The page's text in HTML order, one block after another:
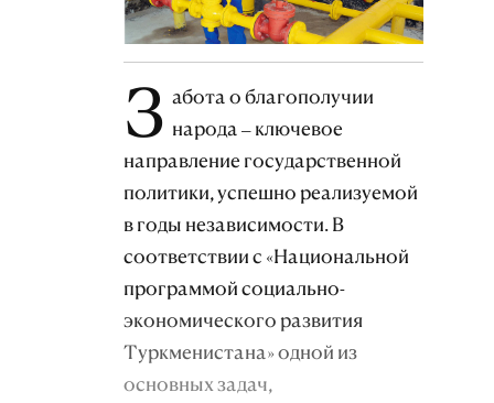
З абота о благополучии
народа – ключевое
направление государственной
политики, успешно реализуемой
в годы независимости. В
соответствии с «Национальной
программой социально-
экономического развития
Туркменистана» одной из
основных задач,